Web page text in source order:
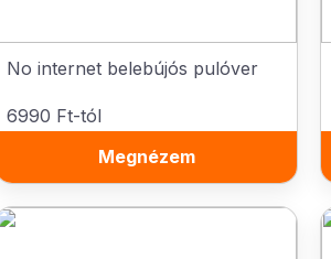
No internet belebújós pulóver
6990 Ft-tól
Megnézem